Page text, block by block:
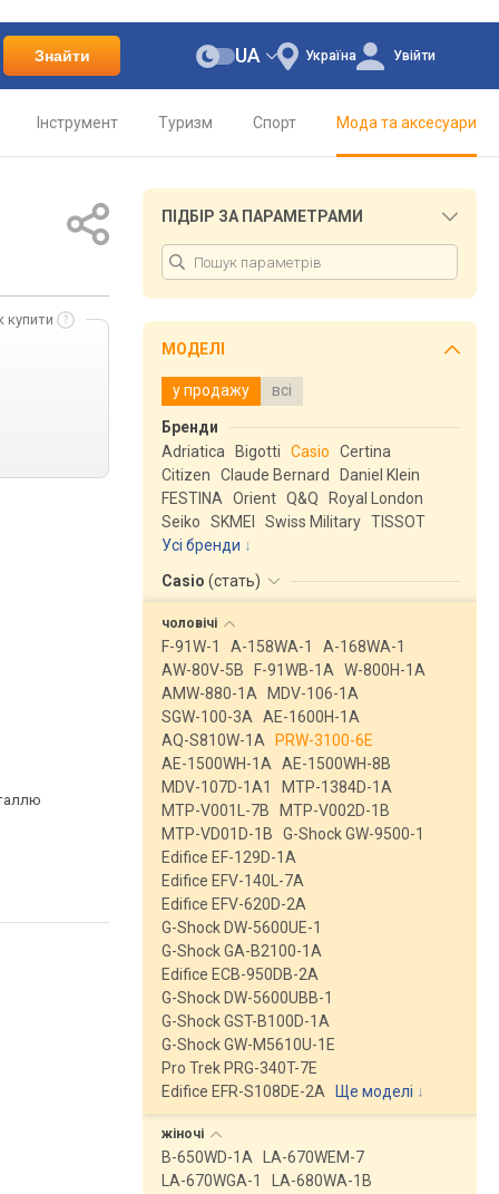
Знайти Україна
UA Увійти
Інструмент Туризм Спорт Мода та аксесуари
купити
ПІДБІР ЗА ПАРАМЕТРАМИ
МОДЕЛІ
у продажу всі
Бренди
Adriatica
Bigotti Casio
Certina
Citizen
Claude Bernard
Daniel Klein
FESTINA
Orient Q&Q
Royal London
Seiko
SKMEI Swiss Military TISSOT
Усі бренди
Casio (стать)
чоловічі
F-91W-1 A-158WA-1
A-168WA-1
AW-80V-5B
F-91WB-1A
W-800H-1A
AMW-880-1A
MDV-106-1A
SGW-100-3A
AE-1600H-1A
AQ-S810W-1A
PRW-3100-6E
AE-1500WH-1A
AE-1500WH-8B
MDV-107D-1A1
MTP-1384D-1A
MTP-V001L-7B
MTP-V002D-1B
MTP-VD01D-1B
G-Shock GW-9500-1
Edifice EF-129D-1A
Edifice EFV-140L-7A
Edifice EFV-620D-2A
G-Shock DW-5600UE-1
G-Shock GA-B2100-1A
Edifice ECB-950DB-2A
G-Shock DW-5600UBB-1
G-Shock GST-B100D-1A
G-Shock GW-M5610U-1E
Pro Trek PRG-340T-7E
Edifice EFR-S108DE-2A
Ще моделі ↓
жіночі
B-650WD-1A
LA-670WEM-7
LA-670WGA-1
LA-680WA-1B